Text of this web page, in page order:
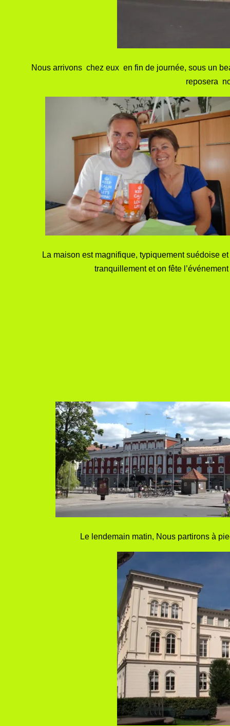
Nous arrivons chez eux en fin de journée, sous un
reposera
La maison est magnifique, typiquement suédoise
tranquillement et on fête
Le lendemain matin, Nous partirons à